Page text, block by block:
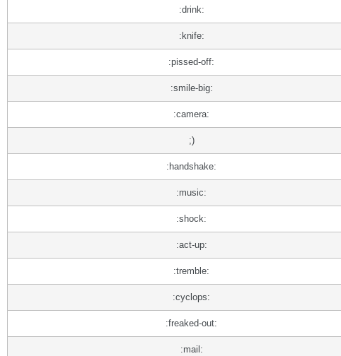
:drink:
:knife:
:pissed-off:
:smile-big:
:camera:
;)
:handshake:
:music:
:shock:
:act-up:
:tremble:
:cyclops:
:freaked-out:
:mail: